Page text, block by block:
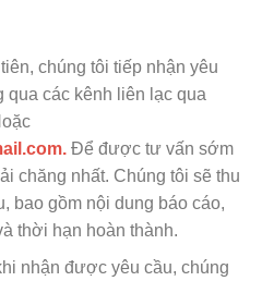
chúng tôi tiếp nhận yêu
qua các kênh liên lạc qua
Để được tư vấn sớm
chăng nhất. Chúng tôi sẽ thu
bao gồm nội dung báo cáo,
thời hạn hoàn thành.
nhận được yêu cầu, chúng